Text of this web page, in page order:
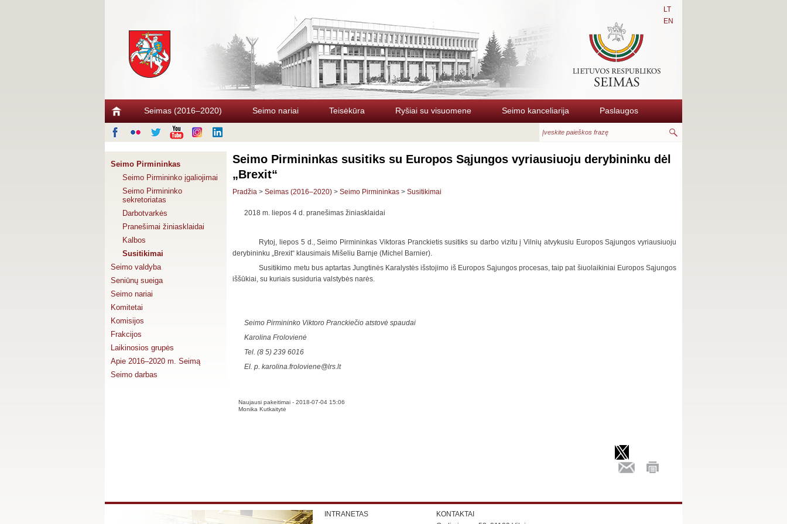
LT
EN
Seimas (2016–2020) Seimo nariai Teisėkūra Ryšiai su visuomene Seimo kanceliarija Paslaugos
Seimo Pirmininkas
Seimo Pirmininko įgaliojimai
Seimo Pirmininko
sekretoriatas
Darbotvarkės
Pranešimai žiniasklaidai
Kalbos
Susitikimai
Seimo valdyba
Seniūnų sueiga
Seimo nariai
Komitetai
Komisijos
Frakcijos
Laikinosios grupės
Apie 2016–2020 m. Seimą
Seimo darbas
Seimo Pirmininkas susitiks su Europos Sąjungos vyriausiuoju derybininku dėl
„Brexit“
Pradžia > Seimas (2016–2020) > Seimo Pirmininkas > Susitikimai
2018 m. liepos 4 d. pranešimas žiniasklaidai
Rytoj, liepos 5 d., Seimo Pirmininkas Viktoras Pranckietis susitiks su darbo vizitu į Vilnių atvykusiu Europos Sąjungos vyriausiuoju
derybininku „Brexit“ klausimais Mišeliu Barnje (Michel Barnier).
Susitikimo metu bus aptartas Jungtinės Karalystės išstojimo iš Europos Sąjungos procesas, taip pat šiuolaikiniai Europos Sąjungos
iššūkiai, su kuriais susiduria valstybės narės.
Seimo Pirmininko Viktoro Pranckiečio atstovė spaudai
Karolina Frolovienė
Tel. (8 5) 239 6016
El. p. karolina.froloviene@lrs.lt
Naujausi pakeitimai - 2018-07-04 15:06
Monika Kutkaitytė
INTRANETAS
KONTAKTAI